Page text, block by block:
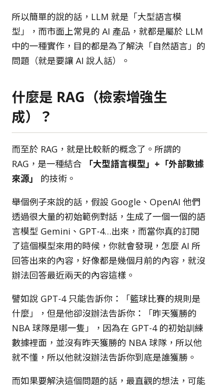
所以簡單的說的話，LLM 就是「大型語言模
型」，而市面上常見的 AI 產品，就都是屬於 LLM
中的一種實作，目的都是為了解決「自然語言」的
問題（就是要讓 AI 說人話）。
什麼是 RAG（檢索增強生
成）？
而至於 RAG，就是比較新的概念了。所謂的
RAG，是一種結合
「大型語言模型」+「外部數據
來源」
的技術。
舉個例子來說的話，假設 Google、OpenAI 他們
透過很大量的初始範例對話，生成了一個一個的語
言模型 Gemini、GPT-4…出來，而當你真的訂閱
了這個模型來用的時候，你就會發現，怎麼 AI 所
回答出來的內容，好像都是幾個月前的內容，就沒
辦法回答最近兩天的內容這樣。
譬如說 GPT-4 只能告訴你：「籃球比賽的規則是
什麼」，但是他卻沒辦法告訴你：「昨天獲勝的
NBA 球隊是哪一隻」，因為在 GPT-4 的初始訓練
數據裡面，並沒有昨天獲勝的 NBA 球隊，所以他
就不懂，所以他就沒辦法告訴你到底是誰獲勝。
而如果要解決這個問題的話，最直觀的想法，可能